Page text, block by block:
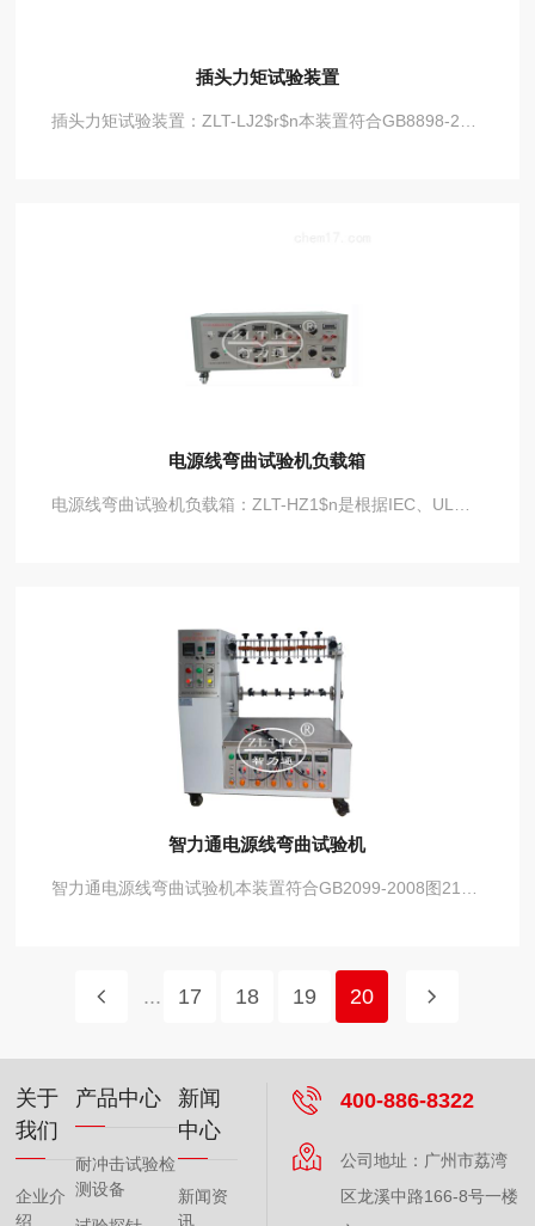
插头力矩试验装置
电源线弯曲试验机负载箱
智力通电源线弯曲试验机
... 17 18 19 20
关于
我们
企业介
绍
产品中心
耐冲击试验检
测设备
新闻
中心
新闻资
讯
400-886-8322
公司地址：广州市荔湾
区龙溪中路166-8号一楼